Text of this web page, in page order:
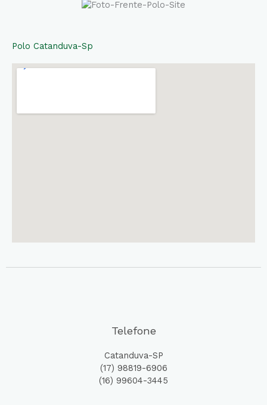
Polo Catanduva-Sp
Telefone
Catanduva-SP
(17) 98819-6906
(16) 99604-3445